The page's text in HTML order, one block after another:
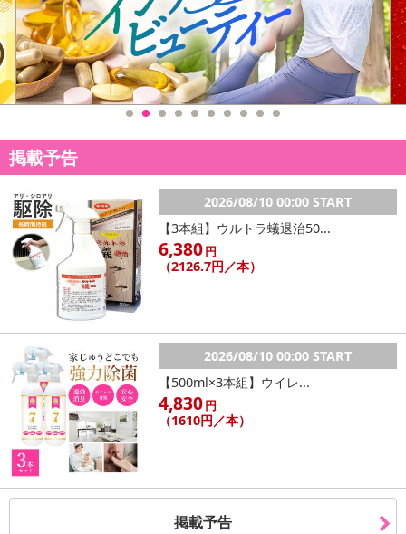
掲載予告
2026/08/10 00:00 START
【3本組】ウルトラ蟻退治50...
6,380円
（2126.7円／本）
2026/08/10 00:00 START
【500ml×3本組】ウイレ...
4,830円
（1610円／本）
掲載予告